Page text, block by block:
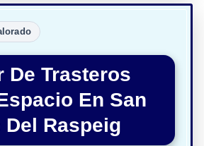
De Trasteros
En San
Del Raspeig